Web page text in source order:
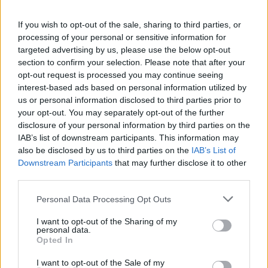
If you wish to opt-out of the sale, sharing to third parties, or
processing of your personal or sensitive information for
targeted advertising by us, please use the below opt-out
section to confirm your selection. Please note that after your
opt-out request is processed you may continue seeing
interest-based ads based on personal information utilized by
us or personal information disclosed to third parties prior to
your opt-out. You may separately opt-out of the further
disclosure of your personal information by third parties on the
IAB’s list of downstream participants. This information may
also be disclosed by us to third parties on the IAB’s List of
Downstream Participants that may further disclose it to other
Personal Data Processing Opt Outs
I want to opt-out of the Sharing of my
personal data.
Opted In
I want to opt-out of the Sale of my
εκ των προτέρων ότι θα γίνει απόδραση δεν
έσπευδαν να λάβουν μέτρα για να την ματαιώσουν.
Υπενθυμίζω επίσης ότι ο δικηγόρος υπερασπίζεται
και δεν ταυτίζεται με τους πελάτες του.
Φραγκίσκος Ραγκούσης.
Κικίλιας: Συνεργασία τρομοκρατών και ποινικών
εγκληματιών
Για ενίσχυση των ενδείξεων συνεργασίας
τρομοκρατών και ποινικών εγκληματιών κάνει λόγο
μεγαλύτερης εγκληματικής οργάνωσης στην Ελλάδα
με εκβιασμούς και εκρήξεις.